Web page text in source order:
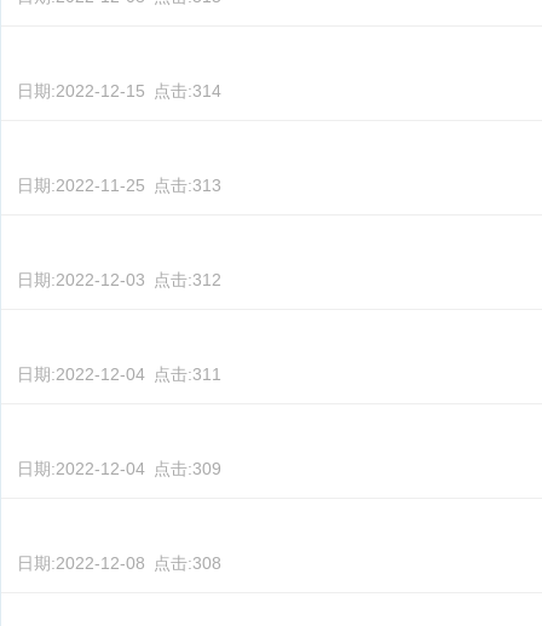
日期:2022-12-15 点击:314
日期:2022-11-25 点击:313
日期:2022-12-03 点击:312
日期:2022-12-04 点击:311
日期:2022-12-04 点击:309
日期:2022-12-08 点击:308